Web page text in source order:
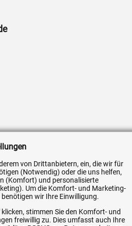
von Drittanbietern, ein, die wir für
(Notwendig) oder die uns helfen,
(Komfort) und personalisierte
Um die Komfort- und Marketing-
wir Ihre Einwilligung.
klicken, stimmen Sie den Komfort- und
freiwillig zu. Dies umfasst auch Ihre